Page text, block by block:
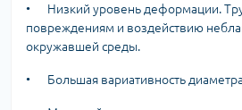
•
Низкий уровень деформации.
повреждениям и воздействию
окружавшей среды.
• Большая вариативность